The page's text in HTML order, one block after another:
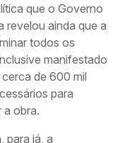
que o Governo
revelou ainda que a
todos os
manifestado
de 600 mil
para
a obra.
para já, a